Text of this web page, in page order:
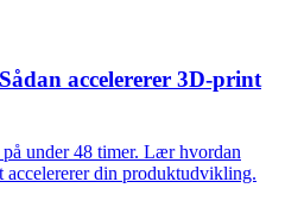
accelererer 3D-print
under 48 timer. Lær hvordan
din produktudvikling.